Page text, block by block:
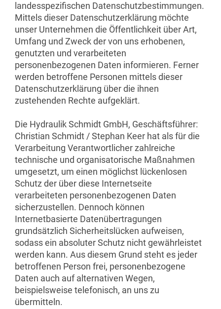
landesspezifischen Datenschutzbestimmungen.
Mittels dieser Datenschutzerklärung möchte
unser Unternehmen die Öffentlichkeit über Art,
Umfang und Zweck der von uns erhobenen,
genutzten und verarbeiteten
personenbezogenen Daten informieren. Ferner
werden betroffene Personen mittels dieser
Datenschutzerklärung über die ihnen
zustehenden Rechte aufgeklärt.
Die Hydraulik Schmidt GmbH, Geschäftsführer:
Christian Schmidt / Stephan Keer hat als für die
Verarbeitung Verantwortlicher zahlreiche
technische und organisatorische Maßnahmen
umgesetzt, um einen möglichst lückenlosen
Schutz der über diese Internetseite
verarbeiteten personenbezogenen Daten
sicherzustellen. Dennoch können
Internetbasierte Datenübertragungen
grundsätzlich Sicherheitslücken aufweisen,
sodass ein absoluter Schutz nicht gewährleistet
werden kann. Aus diesem Grund steht es jeder
betroffenen Person frei, personenbezogene
Daten auch auf alternativen Wegen,
beispielsweise telefonisch, an uns zu
übermitteln.